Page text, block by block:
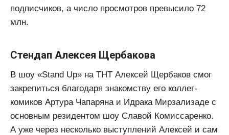
подписчиков, а число просмотров превысило 72
млн.
Стендап Алексея Щербакова
В шоу «Stand Up» на ТНТ Алексей Щербаков смог
закрепиться благодаря знакомству его коллег-
комиков Артура Чапаряна и Идрака Мирзализаде с
основным резидентом шоу Славой Комиссаренко.
А уже через несколько выступлений Алексей и сам